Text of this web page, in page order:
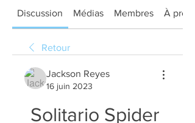
Discussion Médias Membres À
Retour
Jackson Reyes
16 juin 2023
Solitario Spider